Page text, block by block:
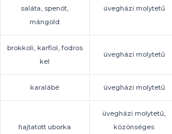
saláta, spenót,
mángold
üvegházi molytetű
brokkoli, karfiol, fodros
kel
üvegházi molytetű
karalábé üvegházi molytetű
hajtatott uborka
üvegházi molytetű,
közönséges